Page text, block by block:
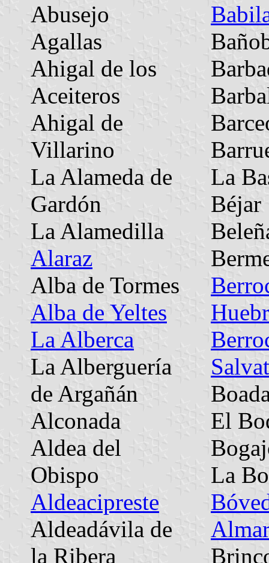
Abusejo
Agallas
Ahigal de los
Aceiteros
Ahigal de
Villarino
La Alameda de
Gardón
La Alamedilla
Alaraz
Alba de Tormes
Alba de Yeltes
La Alberca
La Alberguería
de Argañán
Alconada
Aldea del
Obispo
Aldeacipreste
Aldeadávila de
la Ribera
La
Béjar
El
La